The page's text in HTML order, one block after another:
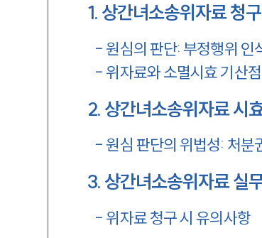
1. 상간녀소송위자료 청
- 원심의 판단: 부정행위 인
- 위자료와 소멸시효 기산점
2. 상간녀소송위자료 시
- 원심 판단의 위법성: 처분
3. 상간녀소송위자료 실
- 위자료 청구 시 유의사항